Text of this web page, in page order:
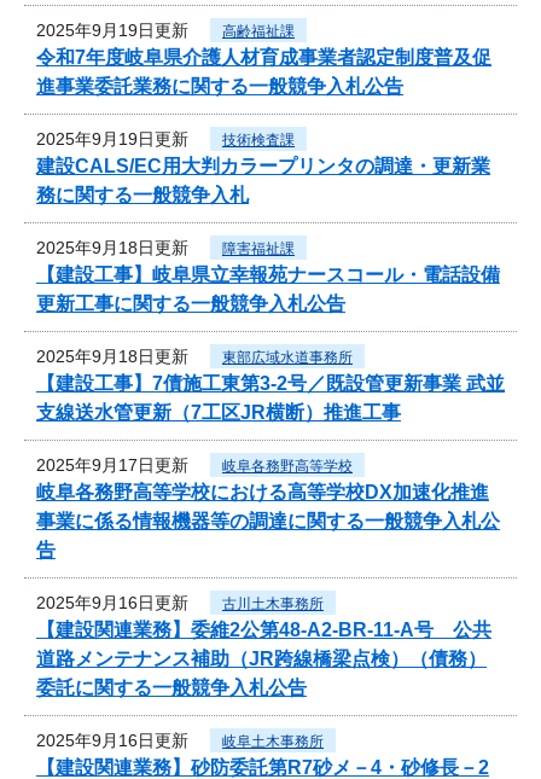
2025年9月19日更新 高齢福祉課
令和7年度岐阜県介護人材育成事業者認定制度普及促
進事業委託業務に関する一般競争入札公告
2025年9月19日更新 技術検査課
建設CALS/EC用大判カラープリンタの調達・更新業
務に関する一般競争入札
2025年9月18日更新 障害福祉課
【建設工事】岐阜県立幸報苑ナースコール・電話設備
更新工事に関する一般競争入札公告
2025年9月18日更新 東部広域水道事務所
【建設工事】7債施工東第3-2号／既設管更新事業 武並
支線送水管更新（7工区JR横断）推進工事
2025年9月17日更新 岐阜各務野高等学校
岐阜各務野高等学校における高等学校DX加速化推進
事業に係る情報機器等の調達に関する一般競争入札公
告
2025年9月16日更新 古川土木事務所
【建設関連業務】委維2公第48-A2-BR-11-A号 公共
道路メンテナンス補助（JR跨線橋梁点検）（債務）
委託に関する一般競争入札公告
2025年9月16日更新 岐阜土木事務所
【建設関連業務】砂防委託第R7砂メ－4・砂修長－2